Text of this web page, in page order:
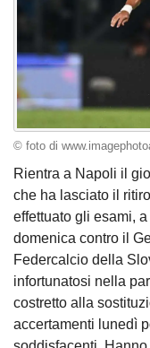
© foto di
Rientra a Napoli il
che ha lasciato il
effettuato gli esami,
domenica contro il
Federcalcio della
infortunatosi nella
costretto alla
accertamenti lunedì